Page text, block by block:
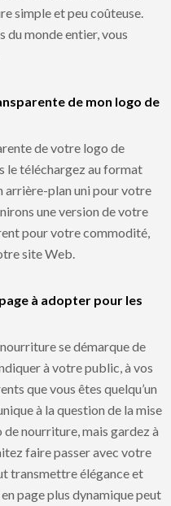
simple et peu coûteuse.
du monde entier, vous
de mon logo de
de votre logo de
le téléchargez au format
arrière-plan uni pour votre
une version de votre
pour votre commodité,
site Web.
à adopter pour les
se démarque de
à votre public, à vos
que vous êtes quelqu’un
à la question de la mise
nourriture, mais gardez à
faire passer avec votre
transmettre élégance et
page plus dynamique peut